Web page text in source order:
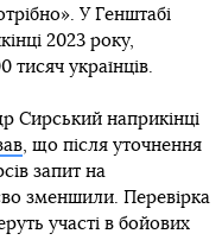
У Генштабі
2023 року,
тисяч українців.
Сирський наприкінці
, що після уточнення
запит на
зменшили. Перевірка
участі в бойових